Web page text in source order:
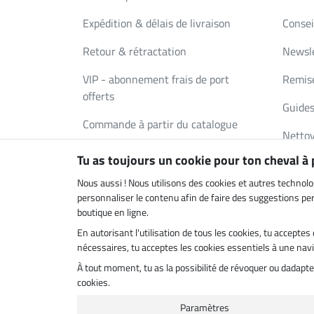
Expédition & délais de livraison
Retour & rétractation
VIP - abonnement frais de port
offerts
Commande à partir du catalogue
Bons Cadeaux
FAQ
Boutique climatiquement neutre
Tu as toujours un cookie pour ton cheval à
Nous aussi ! Nous utilisons des cookies et autres
personnaliser le contenu afin de faire des suggestions
boutique en ligne.
En autorisant l'utilisation de tous les cookies, tu
nécessaires, tu acceptes les cookies essentiels à une
À tout moment, tu as la possibilité de révoquer ou
cookies.
Paramètres